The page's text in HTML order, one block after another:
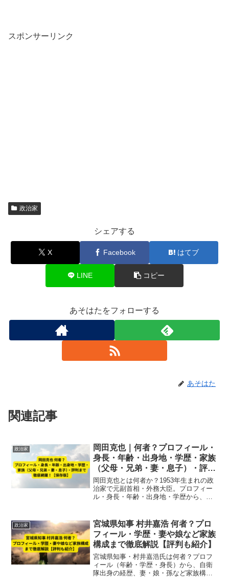
スポンサーリンク
政治家
シェアする
X Facebook はてブ
LINE コピー
あそはたをフォローする
あそはた
関連記事
政治家
岡田克也｜何者？プロフィール・
身長・年齢・出身地・学歴・家族
（父母・兄弟・妻・息子）・評判
まで徹底網羅！【保存版】
岡田克也とは何者か？1953年生まれの政
治家で元副首相・外務大臣。プロフィー
ル・身長・年齢・出身地・学歴から、父
で最新2025版で徹底解説。
政治家
宮城県知事 村井嘉浩 何者？プロ
フィール・学歴・妻や娘など家族
構成まで徹底解説【評判も紹介】
宮城県知事・村井嘉浩氏は何者？プロフ
ィール（年齢・学歴・身長）から、自衛
隊出身の経歴、妻・娘・孫など家族構